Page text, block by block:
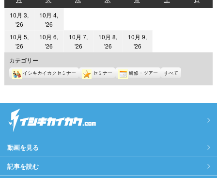
曜
日
曜
日
曜
曜
曜
曜
曜
10月 3,
'262026
年
10
月
3
日
10月 4,
'262026
年
10
月
4
日
10月 5,
'262026
年
10
月
5
10月 6,
'262026
10
月
6
10月 7,
'262026
10
月
7
10月 8,
'262026
10
8
10月 9,
'262026
10
月
9
カテゴリー
イシキカイカクセミナー セミナー 研修・ツアー すべて
動画を見る
記事を読む